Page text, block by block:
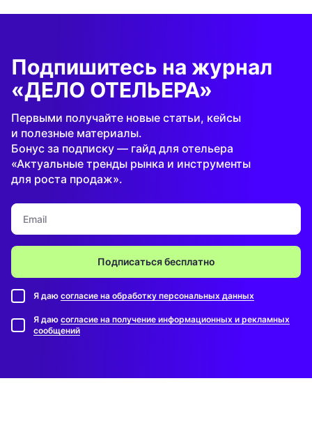
Подпишитесь на журнал
«ДЕЛО ОТЕЛЬЕРА»
Первыми получайте новые статьи, кейсы
и полезные материалы.
Бонус за подписку — гайд для отельера
«Актуальные тренды рынка и инструменты
для роста продаж».
Подписаться бесплатно
Я даю согласие на обработку персональных данных
Я даю согласие на получение информационных и рекламных
сообщений